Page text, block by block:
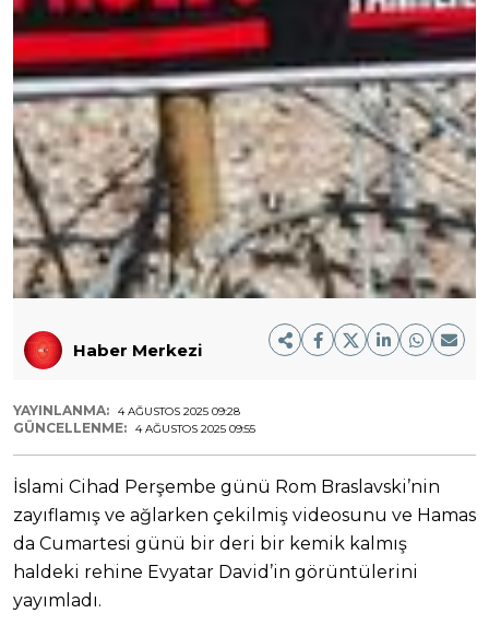
Haber Merkezi
YAYINLANMA: 4 AĞUSTOS 2025 09:28
GÜNCELLENME: 4 AĞUSTOS 2025 09:55
İslami Cihad Perşembe günü Rom Braslavski’nin
zayıflamış ve ağlarken çekilmiş videosunu ve Hamas
da Cumartesi günü bir deri bir kemik kalmış
haldeki rehine Evyatar David’in görüntülerini
yayımladı.